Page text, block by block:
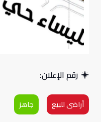
رقم الإعلان:
أراضى للبيع جاهز